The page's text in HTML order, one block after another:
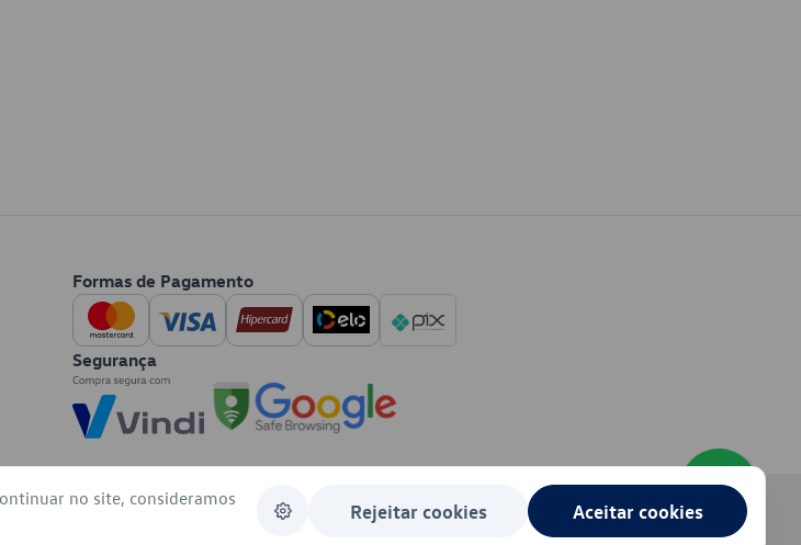
Formas de Pagamento
Segurança
no site, consideramos
Rejeitar cookies Aceitar cookies